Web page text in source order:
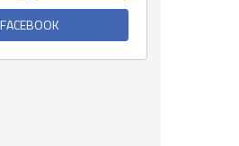
FACEBOOK